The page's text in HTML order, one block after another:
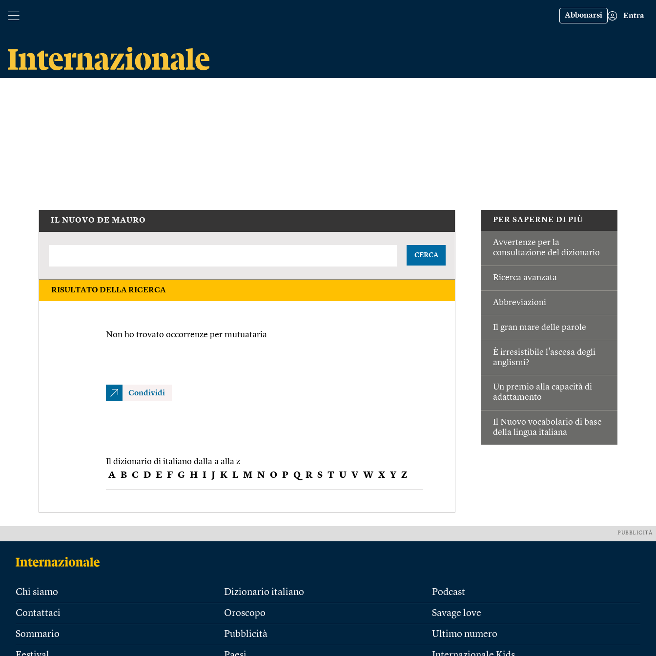
Abbonarsi Entra
PER SAPERNE DI PIÙ
Avvertenze per la
consultazione del dizionario
Ricerca avanzata
Abbreviazioni
Il gran mare delle parole
È irresistibile l’ascesa degli
anglismi?
Un premio alla capacità di
adattamento
Il Nuovo vocabolario di base
della lingua italiana
IL NUOVO DE MAURO
CERCA
RISULTATO DELLA RICERCA
Non ho trovato occorrenze per mutuataria.
Condividi
Il dizionario di italiano dalla a alla z
A B C D E F G H I J K L M N O P Q R S T U V W X Y Z
PUBBLICITÀ
Chi siamo
Contattaci
Sommario
Dizionario italiano
Oroscopo
Pubblicità
Podcast
Savage love
Ultimo numero